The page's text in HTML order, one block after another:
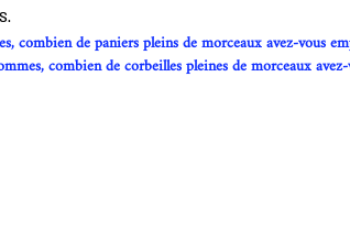
de paniers pleins de morceaux avez-vous
combien de corbeilles pleines de morceaux